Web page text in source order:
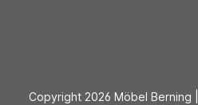
Copyright 2026 Möbel Berning |